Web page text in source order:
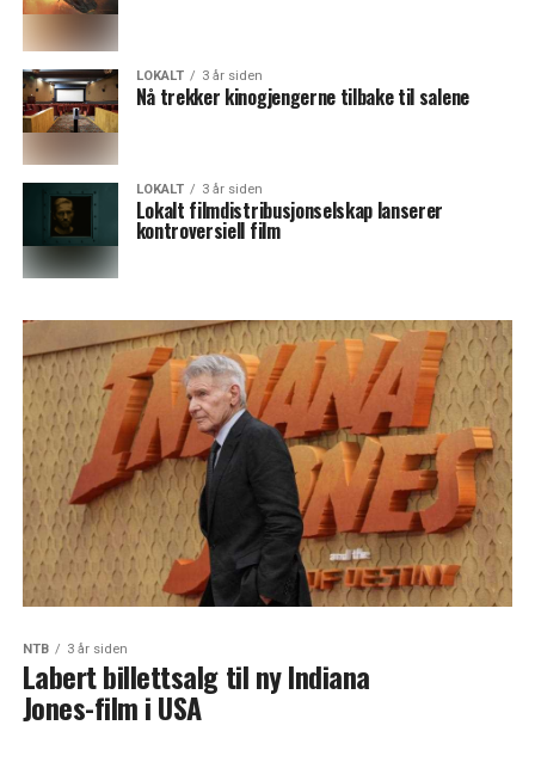
LOKALT 3 år siden
Nå trekker kinogjengerne tilbake til salene
LOKALT 3 år siden
Lokalt filmdistribusjonselskap lanserer
kontroversiell film
NTB 3 år siden
Labert billettsalg til ny Indiana
Jones-film i USA